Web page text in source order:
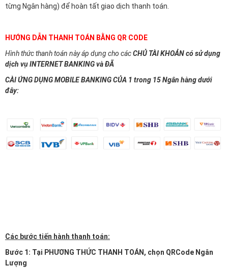
từng Ngân hàng) để hoàn tất giao dịch thanh toán.
HƯỚNG DẪN THANH TOÁN BẰNG QR CODE
Hình thức thanh toán này áp dụng cho cácCHỦ TÀI KHOẢN có sử dụng
dịch vụ INTERNET BANKING và ĐÃ
CÀI ỨNG DỤNG MOBILE BANKING CỦA 1 trong 15 Ngân hàng dưới
đây:
Các bước tiến hành thanh toán:
Bước 1: Tại PHƯƠNG THỨC THANH TOÁN, chọn QRCode Ngân
Lượng